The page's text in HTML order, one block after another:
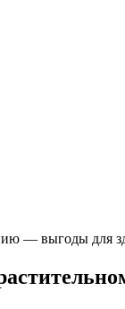
— выгоды для